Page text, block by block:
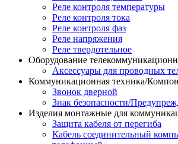
Реле контроля температуры
Реле контроля тока
Реле контроля фаз
Реле напряжения
Реле твердотельное
Оборудование
Аксессуары для проводных
Коммуникационная техника/
Звонок дверной
Знак безопасности/
Изделия монтажные для
Защита кабеля от перегиба
Кабель соединительный